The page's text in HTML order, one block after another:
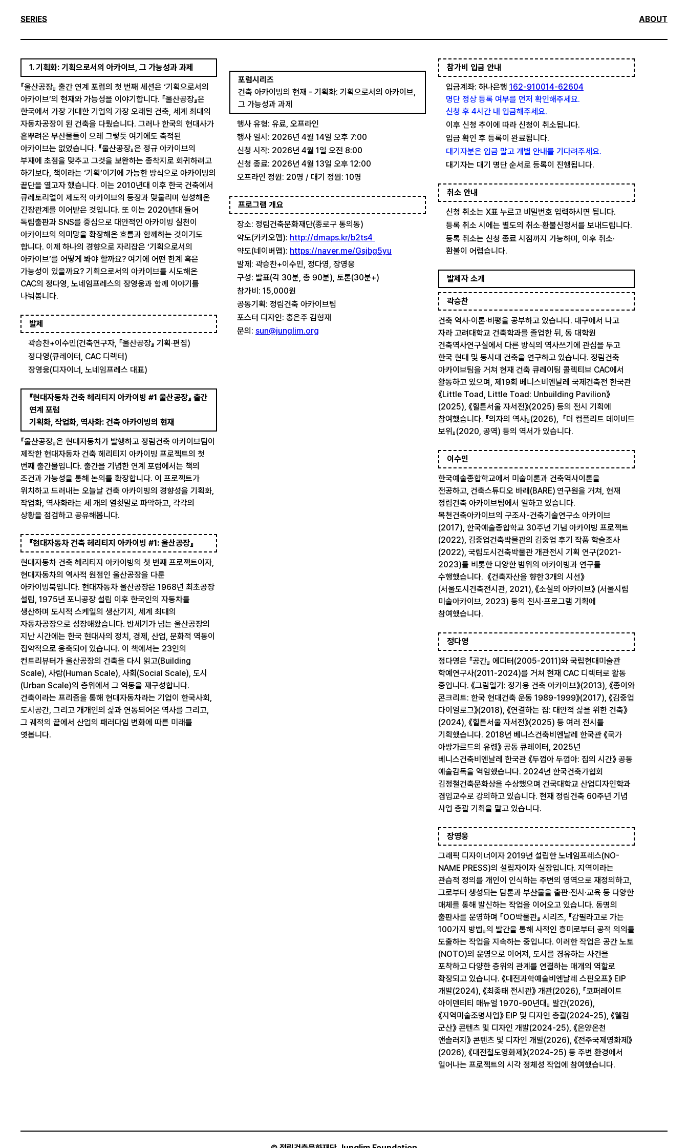
SERIES ABOUT
1. 기획화: 기획으로서의 아카이브, 그 가능성과 과제
『울산공장』 출간 연계 포럼의 첫 번째 세션은 ‘기획으로서의
아카이브’의 현재와 가능성을 이야기합니다. 『울산공장』은
한국에서 가장 거대한 기업의 가장 오래된 건축, 세계 최대의
자동차공장이 된 건축을 다뤘습니다. 그러나 한국의 현대사가
흩뿌려온 부산물들이 으레 그렇듯 여기에도 축적된
아카이브는 없었습니다. 『울산공장』은 정규 아카이브의
부재에 초점을 맞추고 그것을 보완하는 종착지로 회귀하려고
하기보다, 책이라는 ‘기획’이기에 가능한 방식으로 아카이빙의
끝단을 열고자 했습니다. 이는 2010년대 이후 한국 건축에서
큐레토리얼이 제도적 아카이브의 등장과 맞물리며 형성해온
긴장관계를 이어받은 것입니다. 또 이는 2020년대 들어
독립출판과 SNS를 중심으로 대안적인 아카이빙 실천이
아카이브의 의미망을 확장해온 흐름과 함께하는 것이기도
합니다. 이제 하나의 경향으로 자리잡은 ‘기획으로서의
아카이브’를 어떻게 봐야 할까요? 여기에 어떤 한계 혹은
가능성이 있을까요? 기획으로서의 아카이브를 시도해온
CAC의 정다영, 노네임프레스의 장영웅과 함께 이야기를
나눠봅니다.
발제
곽승찬+이수민(건축연구자, 『울산공장』 기획·편집)
정다영(큐레이터, CAC 디렉터)
장영웅(디자이너, 노네임프레스 대표)
『현대자동차 건축 헤리티지 아카이빙 #1 울산공장』 출간
연계 포럼
기획화, 작업화, 역사화: 건축 아카이빙의 현재
『울산공장』은 현대자동차가 발행하고 정림건축 아카이브팀이
제작한 현대자동차 건축 헤리티지 아카이빙 프로젝트의 첫
번째 출간물입니다. 출간을 기념한 연계 포럼에서는 책의
조건과 가능성을 통해 논의를 확장합니다. 이 프로젝트가
위치하고 드러내는 오늘날 건축 아카이빙의 경향성을 기획화,
작업화, 역사화라는 세 개의 열쇳말로 파악하고, 각각의
상황을 점검하고 공유해봅니다.
『현대자동차 건축 헤리티지 아카이빙 #1: 울산공장』
현대자동차 건축 헤리티지 아카이빙의 첫 번째 프로젝트이자,
현대자동차의 역사적 원점인 울산공장을 다룬
아카이빙북입니다. 현대자동차 울산공장은 1968년 최초공장
설립, 1975년 포니공장 설립 이후 한국인의 자동차를
생산하며 도시적 스케일의 생산기지, 세계 최대의
자동차공장으로 성장해왔습니다. 반세기가 넘는 울산공장의
지난 시간에는 한국 현대사의 정치, 경제, 산업, 문화적 역동이
집약적으로 응축되어 있습니다. 이 책에서는 23인의
컨트리뷰터가 울산공장의 건축을 다시 읽고(Building
Scale), 사람(Human Scale), 사회(Social Scale), 도시
(Urban Scale)의 층위에서 그 역동을 재구성합니다.
건축이라는 프리즘을 통해 현대자동차라는 기업이 한국사회,
도시공간, 그리고 개개인의 삶과 연동되어온 역사를 그리고,
그 궤적의 끝에서 산업의 패러다임 변화에 따른 미래를
엿봅니다.
포럼시리즈
건축 아카이빙의 현재 - 기획화: 기획으로서의 아카이브,
그 가능성과 과제
행사 유형: 유료, 오프라인
행사 일시: 2026년 4월 14일 오후 7:00
신청 시작: 2026년 4월 1일 오전 8:00
신청 종료: 2026년 4월 13일 오후 12:00
오프라인 정원: 20명 / 대기 정원: 10명
프로그램 개요
장소: 정림건축문화재단(종로구 통의동)
약도(카카오맵): http://dmaps.kr/b2ts4
약도(네이버맵): https://naver.me/Gsjbg5yu
발제: 곽승찬+이수민, 정다영, 장영웅
구성: 발표(각 30분, 총 90분), 토론(30분+)
참가비: 15,000원
공동기획: 정림건축 아카이브팀
포스터 디자인: 홍은주 김형재
문의: sun@junglim.org
참가비 입금 안내
입금계좌: 하나은행 162-910014-62604
명단 정상 등록 여부를 먼저 확인해주세요.
신청 후 4시간 내 입금해주세요.
이후 신청 추이에 따라 신청이 취소됩니다.
입금 확인 후 등록이 완료됩니다.
대기자분은 입금 말고 개별 안내를 기다려주세요.
대기자는 대기 명단 순서로 등록이 진행됩니다.
취소 안내
신청 취소는 X표 누르고 비밀번호 입력하시면 됩니다.
등록 취소 시에는 별도의 취소·환불신청서를 보내드립니다.
등록 취소는 신청 종료 시점까지 가능하며, 이후 취소·
환불이 어렵습니다.
발제자 소개
곽승찬
건축 역사·이론·비평을 공부하고 있습니다. 대구에서 나고
자라 고려대학교 건축학과를 졸업한 뒤, 동 대학원
건축역사연구실에서 다른 방식의 역사쓰기에 관심을 두고
한국 현대 및 동시대 건축을 연구하고 있습니다. 정림건축
아카이브팀을 거쳐 현재 건축 큐레이팅 콜렉티브 CAC에서
활동하고 있으며, 제19회 베니스비엔날레 국제건축전 한국관
《Little Toad, Little Toad: Unbuilding Pavilion》
(2025), 《힐튼서울 자서전》(2025) 등의 전시 기획에
참여했습니다. 『의자의 역사』(2026), 『더 컴플리트 데이비드
보위』(2020, 공역) 등의 역서가 있습니다.
이수민
한국예술종합학교에서 미술이론과 건축역사이론을
전공하고, 건축스튜디오 바래(BARE) 연구원을 거쳐, 현재
정림건축 아카이브팀에서 일하고 있습니다.
목천건축아카이브의 구조사-건축기술연구소 아카이브
(2017), 한국예술종합학교 30주년 기념 아카이빙 프로젝트
(2022), 김중업건축박물관의 김중업 후기 작품 학술조사
(2022), 국립도시건축박물관 개관전시 기획 연구(2021-
2023)를 비롯한 다양한 범위의 아카이빙과 연구를
수행했습니다. 《건축자산을 향한 3개의 시선》
(서울도시건축전시관, 2021), 《소실의 아카이브》 (서울시립
미술아카이브, 2023) 등의 전시·프로그램 기획에
참여했습니다.
정다영
정다영은 『공간』 에디터(2005-2011)와 국립현대미술관
학예연구사(2011-2024)를 거쳐 현재 CAC 디렉터로 활동
중입니다. 《그림일기: 정기용 건축 아카이브》(2013), 《종이와
콘크리트: 한국 현대건축 운동 1989-1999》(2017), 《김중업
다이얼로그》(2018), 《연결하는 집: 대안적 삶을 위한 건축》
(2024), 《힐튼서울 자서전》(2025) 등 여러 전시를
기획했습니다. 2018년 베니스건축비엔날레 한국관 《국가
아방가르드의 유령》 공동 큐레이터, 2025년
베니스건축비엔날레 한국관 《두껍아 두껍아: 집의 시간》 공동
예술감독을 역임했습니다. 2024년 한국건축가협회
김정철건축문화상을 수상했으며 건국대학교 산업디자인학과
겸임교수로 강의하고 있습니다. 현재 정림건축 60주년 기념
사업 총괄 기획을 맡고 있습니다.
장영웅
그래픽 디자이너이자 2019년 설립한 노네임프레스(NO-
NAME PRESS)의 설립자이자 실장입니다. 지역이라는
관습적 정의를 개인이 인식하는 주변의 영역으로 재정의하고,
그로부터 생성되는 담론과 부산물을 출판·전시·교육 등 다양한
매체를 통해 발신하는 작업을 이어오고 있습니다. 동명의
출판사를 운영하며 『OO박물관』 시리즈, 『감필라고로 가는
100가지 방법』의 발간을 통해 사적인 흥미로부터 공적 의의를
도출하는 작업을 지속하는 중입니다. 이러한 작업은 공간 노토
(NOTO)의 운영으로 이어져, 도시를 경유하는 사건을
포착하고 다양한 층위의 관계를 연결하는 매개의 역할로
확장되고 있습니다. 《대전과학예술비엔날레 스핀오프》 EIP
개발(2024), 《최종태 전시관》 개관(2026), 『코퍼레이트
아이덴티티 매뉴얼 1970-90년대』 발간(2026),
《지역미술조명사업》 EIP 및 디자인 총괄(2024-25), 《웰컴
군산》 콘텐츠 및 디자인 개발(2024-25), 《온양온천
앤솔러지》 콘텐츠 및 디자인 개발(2026), 《전주국제영화제》
(2026), 《대전철도영화제》(2024-25) 등 주변 환경에서
일어나는 프로젝트의 시각 정체성 작업에 참여했습니다.